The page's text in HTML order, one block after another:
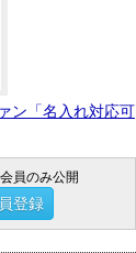
ン「名入れ対応可
員のみ公開
登録